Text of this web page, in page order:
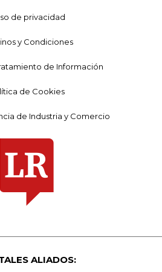
de privacidad
y Condiciones
de Información
de Cookies
de Industria y Comercio
ALIADOS: